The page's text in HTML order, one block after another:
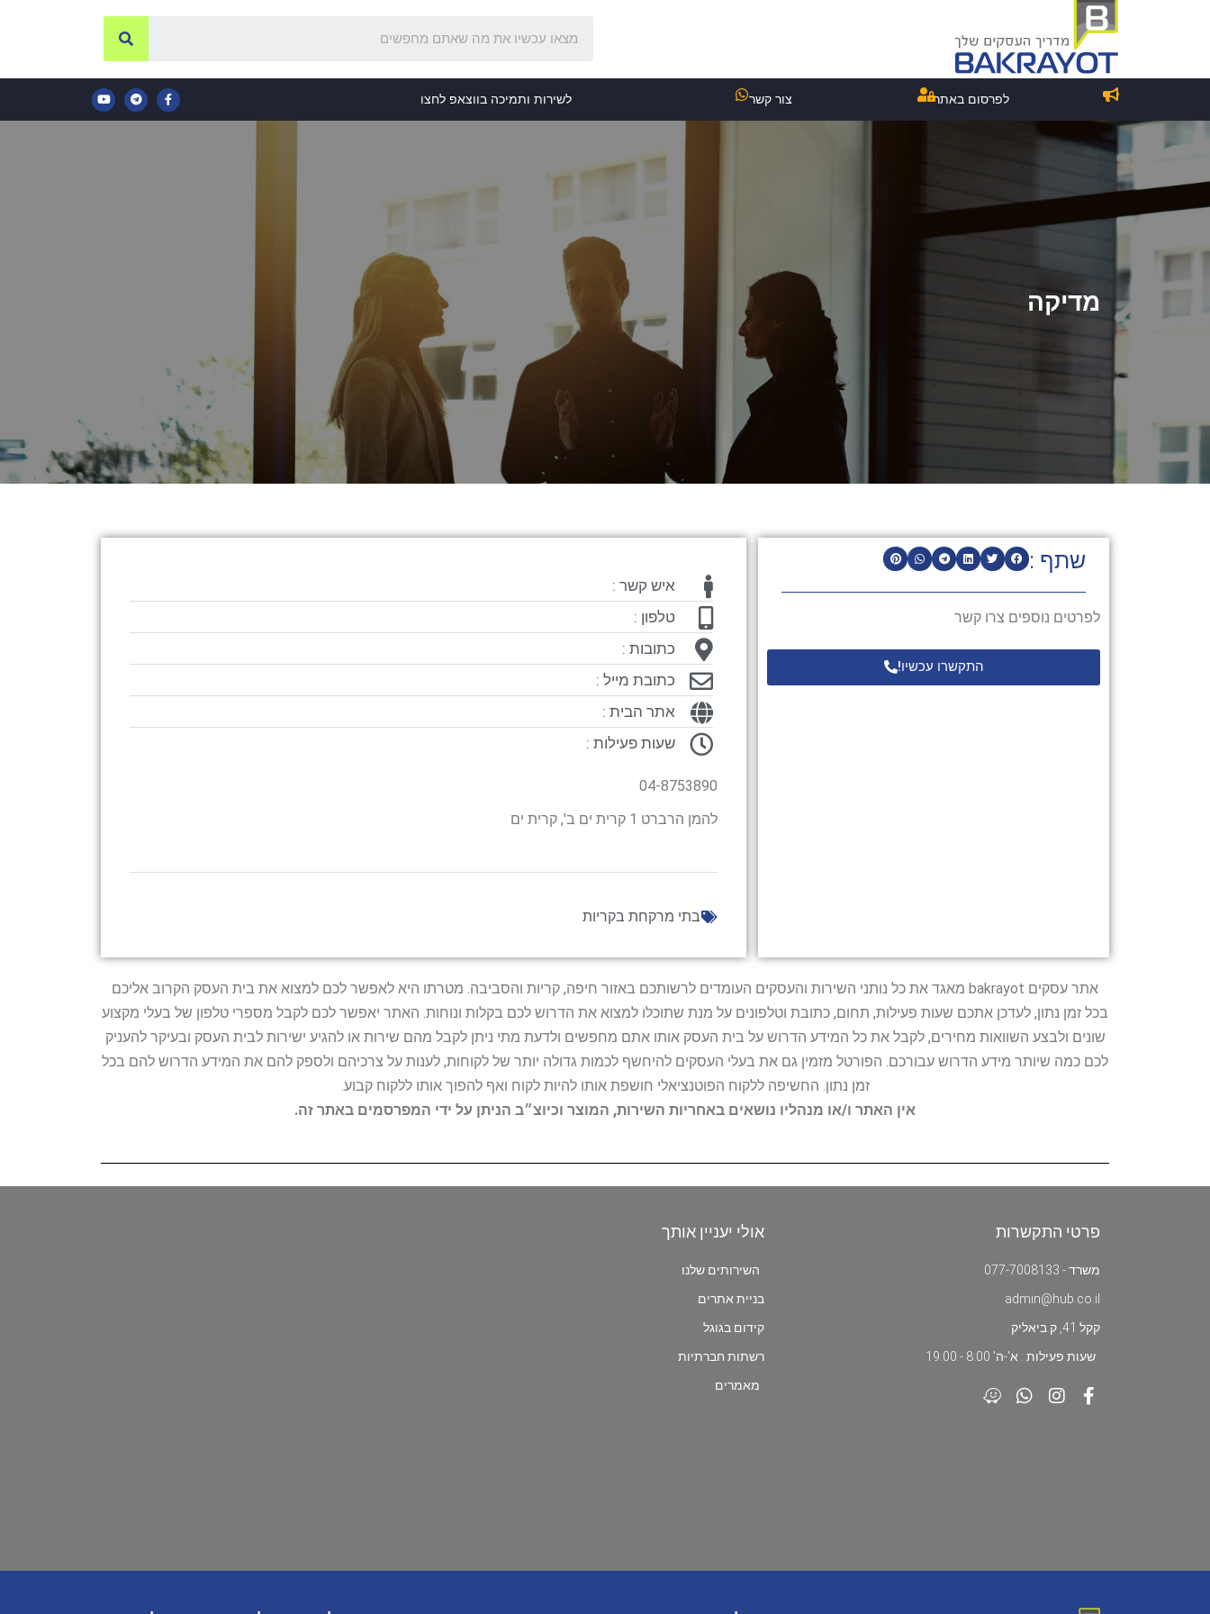
לפרסום באתר צור קשר לשירות ותמיכה בווצאפ לחצו
מדיקה
שתף :
לפרטים נוספים צרו קשר
התקשרו עכשיו!
איש קשר :
טלפון :
כתובות :
כתובת מייל :
אתר הבית :
שעות פעילות :
04-8753890
להמן הרברט 1 קרית ים ב', קרית ים
בתי מרקחת בקריות
אתר עסקים bakrayot מאגד את כל נותני השירות והעסקים העומדים לרשותכם באזור חיפה, קריות והסביבה. מטרתו היא לאפשר לכם למצוא את בית העסק הקרוב אליכם
בכל זמן נתון, לעדכן אתכם שעות פעילות, תחום, כתובת וטלפונים על מנת שתוכלו למצוא את הדרוש לכם בקלות ונוחות. האתר יאפשר לכם לקבל מספרי טלפון של בעלי מקצוע
שונים ולבצע השוואות מחירים, לקבל את כל המידע הדרוש על בית העסק אותו אתם מחפשים ולדעת מתי ניתן לקבל מהם שירות או להגיע ישירות לבית העסק ובעיקר להעניק
לכם כמה שיותר מידע הדרוש עבורכם. הפורטל מזמין גם את בעלי העסקים להיחשף לכמות גדולה יותר של לקוחות, לענות על צרכיהם ולספק להם את המידע הדרוש להם בכל
זמן נתון. החשיפה ללקוח הפוטנציאלי חושפת אותו להיות לקוח ואף להפוך אותו ללקוח קבוע.
אין האתר ו/או מנהליו נושאים באחריות השירות, המוצר וכיוצ״ב הניתן על ידי המפרסמים באתר זה.
פרטי התקשרות
משרד - 077-7008133
admin@hub.co.il
קקל 41, ק.ביאליק
שעות פעילות : א'-ה' 8:00 - 19:00
אולי יעניין אותך
השירותים שלנו
בניית אתרים
קידום בגוגל
רשתות חברתיות
מאמרים